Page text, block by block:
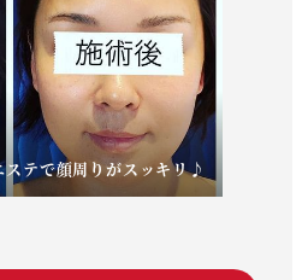
ステで顔周りがスッキリ♪